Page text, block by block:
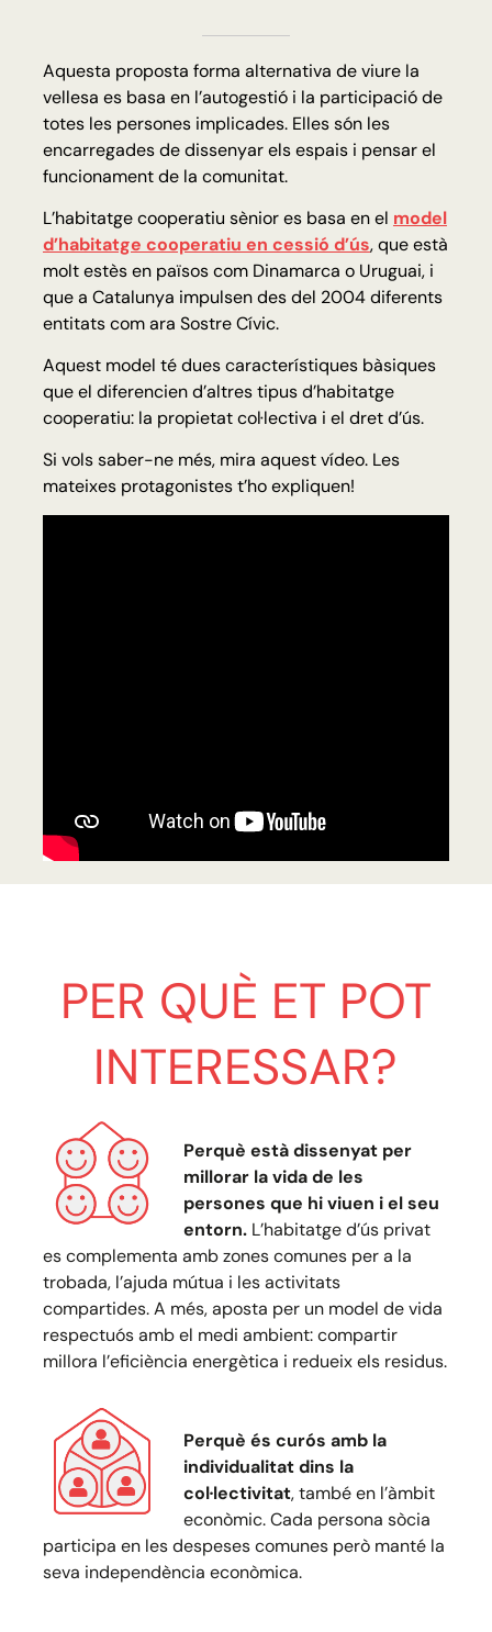
Aquesta proposta forma alternativa de viure la
vellesa es basa en l’autogestió i la participació de
totes les persones implicades. Elles són les
encarregades de dissenyar els espais i pensar el
funcionament de la comunitat.
L’habitatge cooperatiu sènior es basa en el model
d’habitatge cooperatiu en cessió d’ús, que està
molt estès en països com Dinamarca o Uruguai, i
que a Catalunya impulsen des del 2004 diferents
entitats com ara Sostre Cívic.
Aquest model té dues característiques bàsiques
que el diferencien d’altres tipus d’habitatge
cooperatiu: la propietat col·lectiva i el dret d’ús.
Si vols saber-ne més, mira aquest vídeo. Les
mateixes protagonistes t’ho expliquen!
PER QUÈ ET POT
INTERESSAR?
Perquè està dissenyat per
millorar la vida de les
persones que hi viuen i el seu
entorn.L’habitatge d’ús privat
es complementa amb zones comunes per a la
trobada, l’ajuda mútua i les activitats
compartides. A més, aposta per un model de vida
respectuós amb el medi ambient: compartir
millora l’eficiència energètica i redueix els residus.
Perquè és curós amb la
individualitat dins la
col·lectivitat, també en l’àmbit
econòmic. Cada persona sòcia
participa en les despeses comunes però manté la
seva independència econòmica.